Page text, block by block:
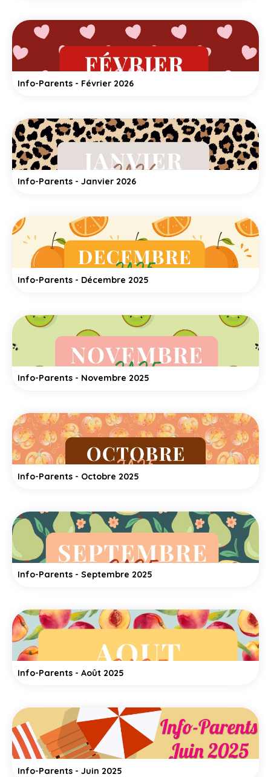
Info-Parents - Février 2026
Info-Parents - Janvier 2026
Info-Parents - Décembre 2025
Info-Parents - Novembre 2025
Info-Parents - Octobre 2025
Info-Parents - Septembre 2025
Info-Parents - Août 2025
Info-Parents - Juin 2025